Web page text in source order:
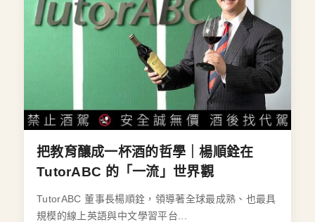
把教育釀成一杯酒的哲學｜楊順銓在
TutorABC 的「一流」世界觀
TutorABC 董事長楊順銓，領導著全球最成熟、也最具
規模的線上英語與中文學習平台...